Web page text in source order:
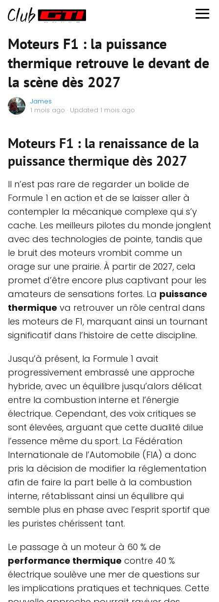
Moteurs F1 : la puissance
thermique retrouve le devant de
la scène dès 2027
James
1 mois ago · Updated 1 mois ago
Moteurs F1 : la renaissance de la
puissance thermique dès 2027
Il n’est pas rare de regarder un bolide de
Formule 1 en action et de se laisser aller à
contempler la mécanique complexe qui s’y
cache. Les meilleurs pilotes du monde jonglent
avec des technologies de pointe, tandis que
le bruit des moteurs vrombit comme un
orage sur une prairie. À partir de 2027, cela
promet d’être encore plus captivant pour les
amateurs de sensations fortes. La puissance
thermique va retrouver un rôle central dans
les moteurs de F1, marquant ainsi un tournant
significatif dans l’histoire de cette discipline.
Jusqu’à présent, la Formule 1 avait
progressivement embrassé une approche
hybride, avec un équilibre jusqu’alors délicat
entre la combustion interne et l’énergie
électrique. Cependant, des voix critiques se
sont élevées, arguant que cette dualité dilue
l’essence même du sport. La Fédération
Internationale de l’Automobile (FIA) a donc
pris la décision de modifier la réglementation
afin de faire la part belle à la combustion
interne, rétablissant ainsi un équilibre qui
semble plus en phase avec l’esprit sportif que
les puristes chérissent tant.
Le passage à un moteur à 60 % de
performance thermique contre 40 %
électrique soulève une mer de questions sur
les implications pratiques et techniques. Cette